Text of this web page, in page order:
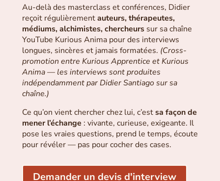
Au-delà des masterclass et conférences, Didier
reçoit régulièrementauteurs, thérapeutes,
médiums, alchimistes, chercheurssur sa chaîne
YouTube Kurious Anima pour des interviews
longues, sincères et jamais formatées. (Cross-
promotion entre Kurious Apprentice et Kurious
Anima — les interviews sont produites
indépendamment par Didier Santiago sur sa
chaîne.)
Ce qu’on vient chercher chez lui, c’estsa façon de
mener l’échange : vivante, curieuse, exigeante. Il
pose les vraies questions, prend le temps, écoute
pour révéler — pas pour cocher des cases.
Demander un devis d'interview